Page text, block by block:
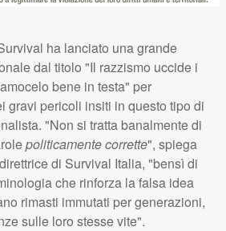
ha lanciato una grande
dal titolo "Il razzismo uccide i
bene in testa" per
gravi pericoli insiti in questo tipo di
"Non si tratta banalmente di
politicamente corrette", spiega
di Survival Italia, "bensì di
che rinforza la falsa idea
rimasti immutati per generazioni,
sulle loro stesse vite".